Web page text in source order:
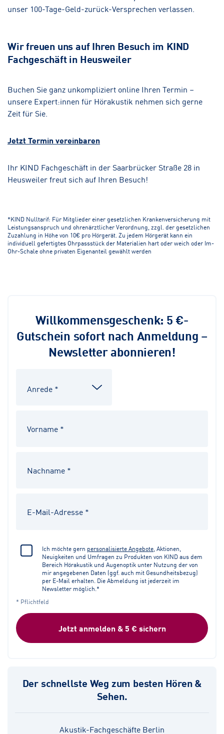
unser 100-Tage-Geld-zurück-Versprechen verlassen.
Wir freuen uns auf Ihren Besuch im KIND
Fachgeschäft in Heusweiler
Buchen Sie ganz unkompliziert online Ihren Termin –
unsere Expert:innen für Hörakustik nehmen sich gerne
Zeit für Sie.
Jetzt Termin vereinbaren
Ihr KIND Fachgeschäft in der Saarbrücker Straße 28 in
Heusweiler freut sich auf Ihren Besuch!
*KIND Nulltarif: Für Mitglieder einer gesetzlichen Krankenversicherung mit
Leistungsanspruch und ohrenärztlicher Verordnung, zzgl. der gesetzlichen
Zuzahlung in Höhe von 10€ pro Hörgerät. Zu jedem Hörgerät kann ein
individuell gefertigtes Ohrpassstück der Materialien hart oder weich oder Im-
Ohr-Schale ohne privaten Eigenanteil gewählt werden
Willkommensgeschenk: 5 €-
Gutschein sofort nach Anmeldung –
Newsletter abonnieren!
Ich möchte gern personalisierte Angebote , Aktionen,
Neuigkeiten und Umfragen zu Produkten von KIND aus dem
Bereich Hörakustik und Augenoptik unter Nutzung der von
mir angegebenen Daten (ggf. auch mit Gesundheitsbezug)
per E-Mail erhalten. Die Abmeldung ist jederzeit im
Newsletter möglich.*
* Pflichtfeld
Jetzt anmelden & 5 € sichern
Der schnellste Weg zum besten Hören &
Sehen.
Akustik-Fachgeschäfte Berlin